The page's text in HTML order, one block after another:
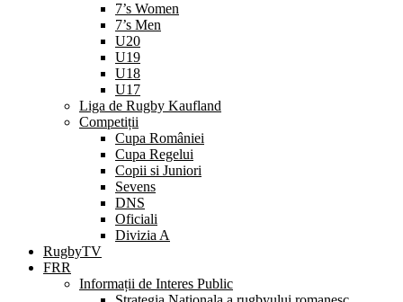
7’s Women
7’s Men
U20
U19
U18
U17
Liga de Rugby Kaufland
Competiții
Cupa României
Cupa Regelui
Copii si Juniori
Sevens
DNS
Oficiali
Divizia A
RugbyTV
FRR
Informații de Interes Public